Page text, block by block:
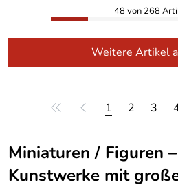
48 von 268
Weitere Artikel
1 2 3
Miniaturen / Figuren
Kunstwerke mit